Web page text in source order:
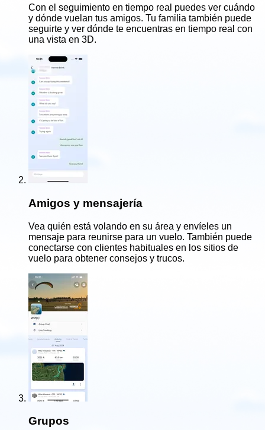
Con el seguimiento en tiempo real puedes ver cuándo
y dónde vuelan tus amigos. Tu familia también puede
seguirte y ver dónde te encuentras en tiempo real con
una vista en 3D.
Amigos y mensajería
Vea quién está volando en su área y envíeles un
mensaje para reunirse para un vuelo. También puede
conectarse con clientes habituales en los sitios de
vuelo para obtener consejos y trucos.
Grupos